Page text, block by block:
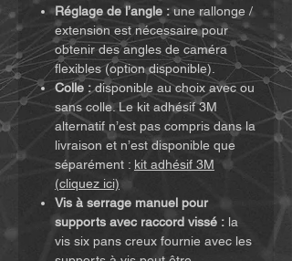
Réglage de l’angle :une rallonge /
extension est nécessaire pour
obtenir des angles de caméra
flexibles (option disponible).
Colle :disponible au choix avec ou
sans colle. Le kit adhésif 3M
alternatif n’est pas compris dans la
livraison et n’est disponible que
séparément : kit adhésif 3M
(cliquez ici)
Vis à serrage manuel pour
supports avec raccord vissé : la
vis six pans creux fournie avec les